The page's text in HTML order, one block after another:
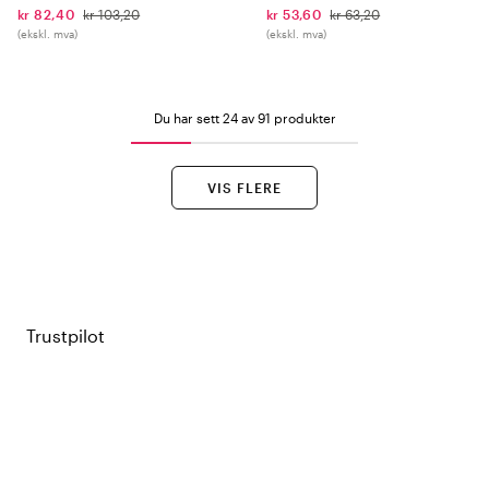
kr 82,40 kr 103,20
(ekskl. mva)
kr 53,60 kr 63,20
(ekskl. mva)
Du har sett 24 av 91 produkter
VIS FLERE
Trustpilot